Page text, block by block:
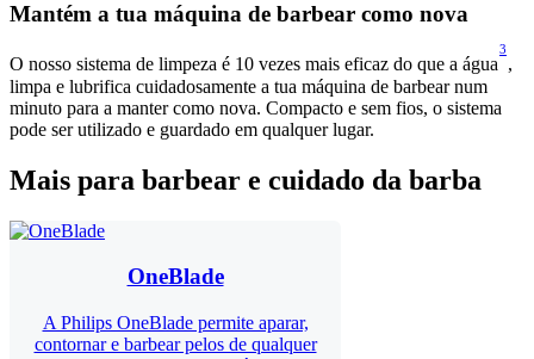
Mantém a tua máquina de barbear como nova
O nosso sistema de limpeza é 10 vezes mais eficaz do que a água
3
,
limpa e lubrifica cuidadosamente a tua máquina de barbear num
minuto para a manter como nova. Compacto e sem fios, o sistema
pode ser utilizado e guardado em qualquer lugar.
Mais para barbear e cuidado da barba
OneBlade
A Philips OneBlade permite aparar,
contornar e barbear pelos de qualquer